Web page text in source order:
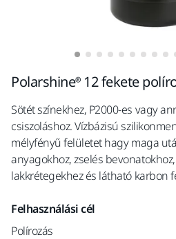
Polarshine® 12 fekete
Sötét színekhez, P2000-es vagy
csiszoláshoz. Vízbázisú
mélyfényű felületet hagy maga
anyagokhoz, zselés
lakkrétegekhez és látható karbon
Felhasználási cél
Polírozás